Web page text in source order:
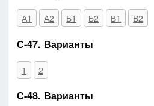
А1 А2 Б1 Б2 В1 В2
С-47. Варианты
1 2
С-48. Варианты